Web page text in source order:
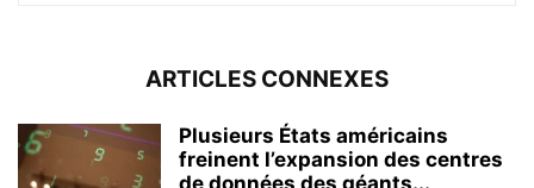
ARTICLES CONNEXES
Plusieurs États américains
freinent l’expansion des centres